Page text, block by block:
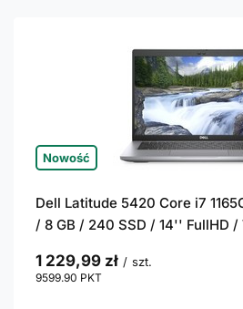
Nowość
Dell Latitude 5420 Core i7
/ 8 GB / 240 SSD / 14'' FullHD /
1 229,99 zł / szt.
9599.90 PKT